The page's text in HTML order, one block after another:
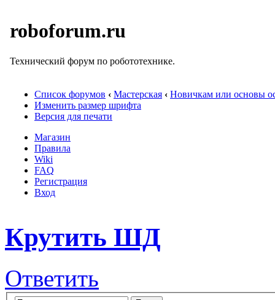
roboforum.ru
Технический форум по робототехнике.
Список форумов ‹ Мастерская ‹ Новичкам или основы
Изменить размер шрифта
Версия для печати
Магазин
Правила
Wiki
FAQ
Регистрация
Вход
Крутить ШД
Ответить